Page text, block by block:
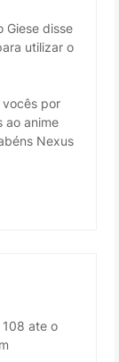
Giese disse
utilizar o
por
ao anime
Nexus
ate o